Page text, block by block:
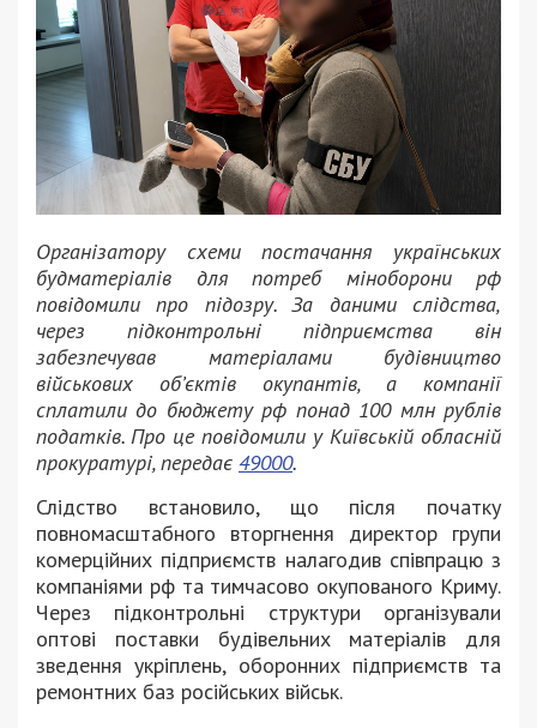
Організатору схеми постачання українських
будматеріалів для потреб міноборони рф
повідомили про підозру. За даними слідства,
через підконтрольні підприємства він
забезпечував матеріалами будівництво
військових об’єктів окупантів, а компанії
сплатили до бюджету рф понад 100 млн рублів
податків. Про це повідомили у Київській обласній
прокуратурі, передає 49000.
Слідство встановило, що після початку
повномасштабного вторгнення директор групи
комерційних підприємств налагодив співпрацю з
компаніями рф та тимчасово окупованого Криму.
Через підконтрольні структури організували
оптові поставки будівельних матеріалів для
зведення укріплень, оборонних підприємств та
ремонтних баз російських військ.